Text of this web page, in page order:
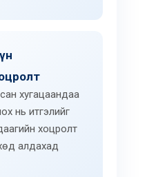
хугацаандаа
нь итгэлийг
хоцролт
алдахад